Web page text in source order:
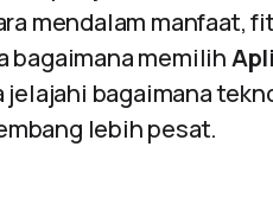
mendalam manfaat,
bagaimana memilih
jelajahi bagaimana
lebih pesat.